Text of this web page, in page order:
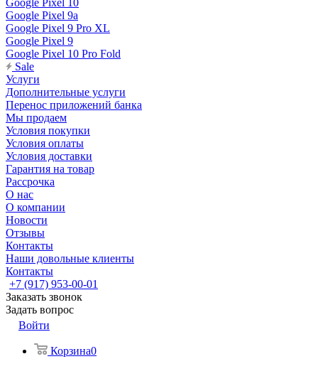
Google Pixel 10
Google Pixel 9a
Google Pixel 9 Pro XL
Google Pixel 9
Google Pixel 10 Pro Fold
Sale
Услуги
Дополнительные услуги
Перенос приложений банка
Мы продаем
Условия покупки
Условия оплаты
Условия доставки
Гарантия на товар
Рассрочка
О нас
О компании
Новости
Отзывы
Контакты
Наши довольные клиенты
Контакты
+7 (917) 953-00-01
Заказать звонок
Задать вопрос
Войти
Корзина0